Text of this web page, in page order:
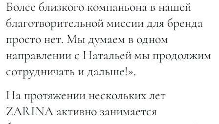
Более близкого компаньона в нашей
благотворительной миссии для бренда
просто нет. Мы думаем в одном
направлении с Натальей мы продолжим
сотрудничать и дальше!».
На протяжении нескольких лет
ZARINA активно занимается